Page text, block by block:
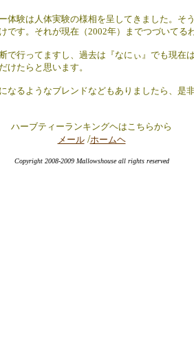
体験は人体実験の様相を呈してきました。そ
です。それが現在（2002年）までつづいてる
で行ってますし、過去は『なにぃ』でも現在
けたらと思います。
なるようなブレンドなどもありましたら、是
ハーブティーランキングヘはこちらから
メール/ホームヘ
Copyright 2008-2009 Mallowshouse all rights reserved